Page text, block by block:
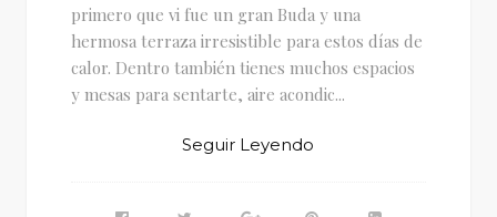
primero que vi fue un gran Buda y una
hermosa terraza irresistible para estos días de
calor. Dentro también tienes muchos espacios
y mesas para sentarte, aire acondic...
Seguir Leyendo